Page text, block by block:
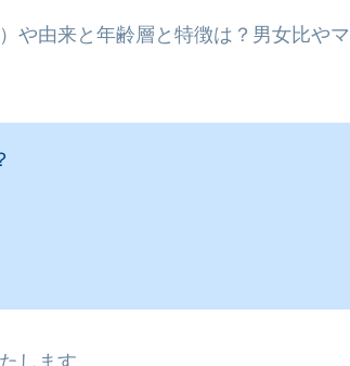
や由来と年齢層と特徴は？男女比やマ